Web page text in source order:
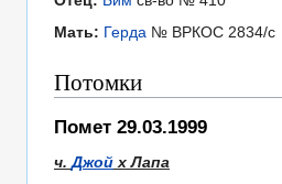
Мать: Герда № ВРКОС 2834/с
Потомки
Помет 29.03.1999
ч.Джой х Лапа